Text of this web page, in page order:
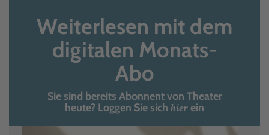
Weiterlesen mit dem
digitalen Monats-
Abo
Sie sind bereits Abonnent von Theater
heute? Loggen Sie sich hierein